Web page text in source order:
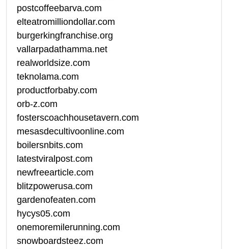
postcoffeebarva.com
elteatromilliondollar.com
burgerkingfranchise.org
vallarpadathamma.net
realworldsize.com
teknolama.com
productforbaby.com
orb-z.com
fosterscoachhousetavern.com
mesasdecultivoonline.com
boilersnbits.com
latestviralpost.com
newfreearticle.com
blitzpowerusa.com
gardenofeaten.com
hycys05.com
onemoremilerunning.com
snowboardsteez.com